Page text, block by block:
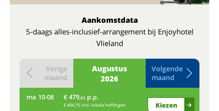
Aankomstdata
5-daags alles-inclusief-arrangement bij Enjoyhotel
Vlieland
Augustus
2026
Vorige
maand
Volgende
maand
ma 10-08 € 479,95 p.p.
€ 494,75 incl. lokale heffingen Kiezen